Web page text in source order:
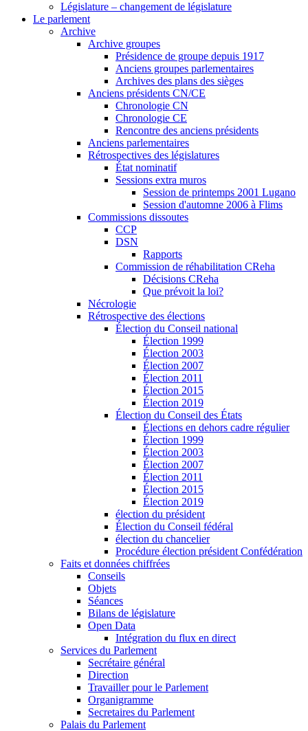
Législature – changement de législature
Le parlement
Archive
Archive groupes
Présidence de groupe depuis 1917
Anciens groupes parlementaires
Archives des plans des sièges
Anciens présidents CN/CE
Chronologie CN
Chronologie CE
Rencontre des anciens présidents
Anciens parlementaires
Rétrospectives des législatures
État nominatif
Sessions extra muros
Session de printemps 2001 Lugano
Session d'automne 2006 à Flims
Commissions dissoutes
CCP
DSN
Rapports
Commission de réhabilitation CReha
Décisions CReha
Que prévoit la loi?
Nécrologie
Rétrospective des élections
Élection du Conseil national
Élection 1999
Élection 2003
Élection 2007
Élection 2011
Élection 2015
Élection 2019
Élection du Conseil des États
Élections en dehors cadre régulier
Élection 1999
Élection 2003
Élection 2007
Élection 2011
Élection 2015
Élection 2019
élection du président
Élection du Conseil fédéral
élection du chancelier
Procédure élection président Confédération
Faits et données chiffrées
Conseils
Objets
Séances
Bilans de législature
Open Data
Intégration du flux en direct
Services du Parlement
Secrétaire général
Direction
Travailler pour le Parlement
Organigramme
Secretaires du Parlement
Palais du Parlement